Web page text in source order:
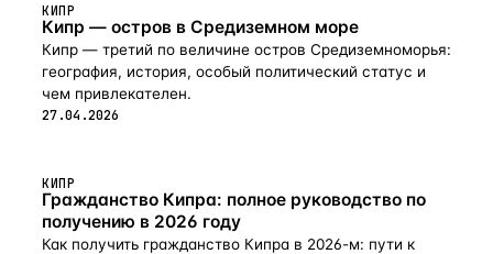
КИПР
Кипр — остров в Средиземном море
Кипр — третий по величине остров Средиземноморья:
география, история, особый политический статус и
чем привлекателен.
27.04.2026
КИПР
Гражданство Кипра: полное руководство по
получению в 2026 году
Как получить гражданство Кипра в 2026-м: пути к